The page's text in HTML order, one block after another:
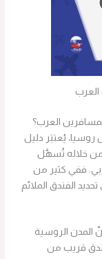
العرب؟
يُعتبَر دليل
من خلاله تُسهَّل
ففي كثير من
الفندق الملائم
أنّ المدن الروسية
فندق قريب من